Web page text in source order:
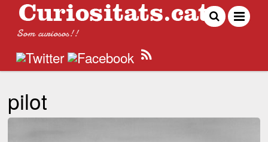
Som curiosos!!
pilot